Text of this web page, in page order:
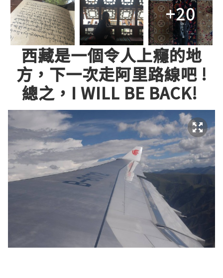
+20
西藏是一個令人上癮的地
方，下一次走阿里路線吧 !
總之，I WILL BE BACK!